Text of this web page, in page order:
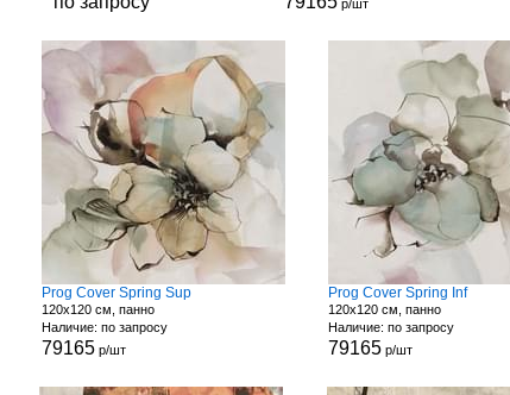
р/шт
Prog Cover Spring Sup
120x120 см, панно
Наличие: по запросу
79165р/шт
Prog Cover Spring Inf
120x120 см, панно
Наличие: по запросу
79165р/шт